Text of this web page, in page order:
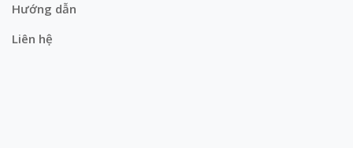
Hướng dẫn
Liên hệ